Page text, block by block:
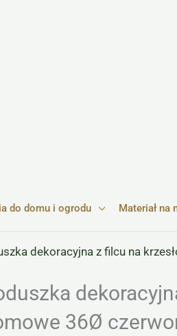
do domu i ogrodu Materiał na
dekoracyjna z filcu na
36Ø